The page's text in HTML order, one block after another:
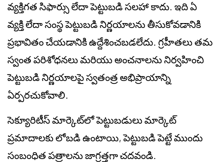
వ్యక్తిగత సిఫార్సు లేదా పెట్టుబడి సలహా కాదు. ఇది ఏ
వ్యక్తి లేదా సంస్థ పెట్టుబడి నిర్ణయాలను తీసుకోవడానికి
ప్రభావితం చేయడానికి ఉద్దేశించబడలేదు. గ్రహీతలు తమ
స్వంత పరిశోధనలు మరియు అంచనాలను నిర్వహించి
పెట్టుబడి నిర్ణయాలపై స్వతంత్ర అభిప్రాయాన్ని
ఏర్పరచుకోవాలి.
సెక్యూరిటీస్ మార్కెట్‌లో పెట్టుబడులు మార్కెట్
ప్రమాదాలకు లోబడి ఉంటాయి, పెట్టుబడి పెట్టే ముందు
సంబంధిత పత్రాలను జాగ్రత్తగా చదవండి.